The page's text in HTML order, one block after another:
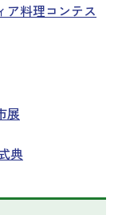
ア料理コンテス
展
典